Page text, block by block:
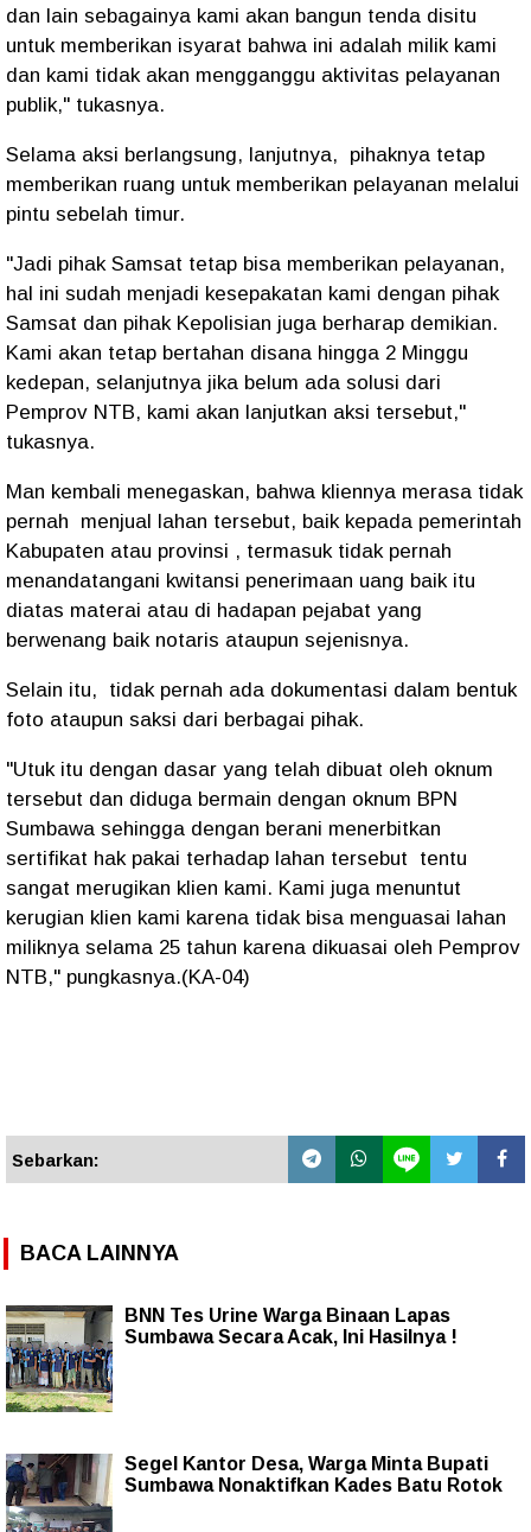
dan lain sebagainya kami akan bangun tenda disitu
untuk memberikan isyarat bahwa ini adalah milik kami
dan kami tidak akan mengganggu aktivitas pelayanan
publik," tukasnya.
Selama aksi berlangsung, lanjutnya, pihaknya tetap
memberikan ruang untuk memberikan pelayanan melalui
pintu sebelah timur.
"Jadi pihak Samsat tetap bisa memberikan pelayanan,
hal ini sudah menjadi kesepakatan kami dengan pihak
Samsat dan pihak Kepolisian juga berharap demikian.
Kami akan tetap bertahan disana hingga 2 Minggu
kedepan, selanjutnya jika belum ada solusi dari
Pemprov NTB, kami akan lanjutkan aksi tersebut,"
tukasnya.
Man kembali menegaskan, bahwa kliennya merasa tidak
pernah menjual lahan tersebut, baik kepada pemerintah
Kabupaten atau provinsi , termasuk tidak pernah
menandatangani kwitansi penerimaan uang baik itu
diatas materai atau di hadapan pejabat yang
berwenang baik notaris ataupun sejenisnya.
Selain itu, tidak pernah ada dokumentasi dalam bentuk
foto ataupun saksi dari berbagai pihak.
"Utuk itu dengan dasar yang telah dibuat oleh oknum
tersebut dan diduga bermain dengan oknum BPN
Sumbawa sehingga dengan berani menerbitkan
sertifikat hak pakai terhadap lahan tersebut tentu
sangat merugikan klien kami. Kami juga menuntut
kerugian klien kami karena tidak bisa menguasai lahan
miliknya selama 25 tahun karena dikuasai oleh Pemprov
NTB," pungkasnya.(KA-04)
Sebarkan:
BACA LAINNYA
BNN Tes Urine Warga Binaan Lapas
Sumbawa Secara Acak, Ini Hasilnya !
Segel Kantor Desa, Warga Minta Bupati
Sumbawa Nonaktifkan Kades Batu Rotok